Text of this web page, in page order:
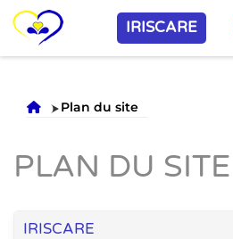
IRISCARE
AccueilPlan du site
PLAN DU SITE
IRISCARE